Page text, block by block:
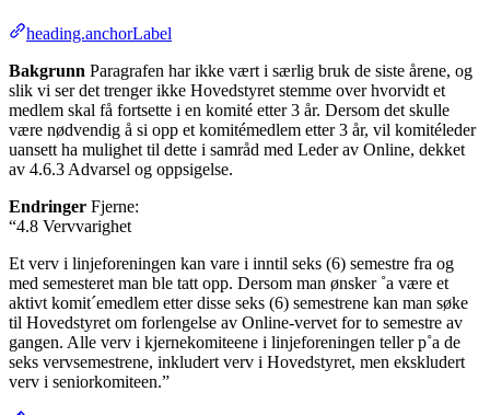
heading.anchorLabel
Bakgrunn Paragrafen har ikke vært i særlig bruk de siste årene, og
slik vi ser det trenger ikke Hovedstyret stemme over hvorvidt et
medlem skal få fortsette i en komité etter 3 år. Dersom det skulle
være nødvendig å si opp et komitémedlem etter 3 år, vil komitéleder
uansett ha mulighet til dette i samråd med Leder av Online, dekket
av 4.6.3 Advarsel og oppsigelse.
Endringer Fjerne:
“4.8 Vervvarighet
Et verv i linjeforeningen kan vare i inntil seks (6) semestre fra og
med semesteret man ble tatt opp. Dersom man ønsker ˚a være et
aktivt komit´emedlem etter disse seks (6) semestrene kan man søke
til Hovedstyret om forlengelse av Online-vervet for to semestre av
gangen. Alle verv i kjernekomiteene i linjeforeningen teller p˚a de
seks vervsemestrene, inkludert verv i Hovedstyret, men ekskludert
verv i seniorkomiteen.”